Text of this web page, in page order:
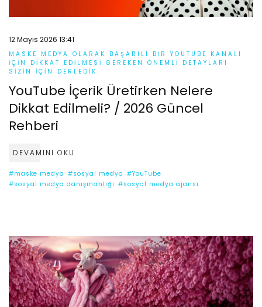
12 Mayıs 2026 13:41
MASKE MEDYA OLARAK BAŞARILI BIR YOUTUBE KANALI
IÇIN DIKKAT EDILMESI GEREKEN ÖNEMLI DETAYLARI
SIZIN IÇIN DERLEDIK.
YouTube İçerik Üretirken Nelere
Dikkat Edilmeli? / 2026 Güncel
Rehberi
DEVAMINI OKU
#maske medya #sosyal medya #YouTube
#sosyal medya danışmanlığı #sosyal medya ajansı